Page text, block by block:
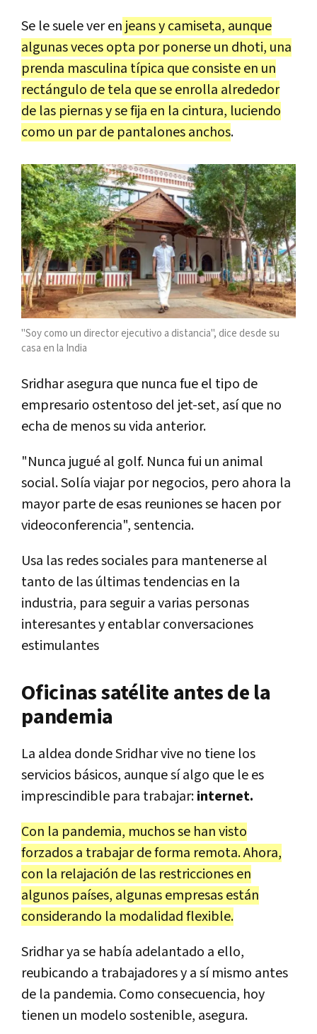
Se le suele ver en jeans y camiseta, aunque
algunas veces opta por ponerse un dhoti, una
prenda masculina típica que consiste en un
rectángulo de tela que se enrolla alrededor
de las piernas y se fija en la cintura, luciendo
como un par de pantalones anchos.
"Soy como un director ejecutivo a distancia", dice desde su
casa en la India
Sridhar asegura que nunca fue el tipo de
empresario ostentoso del jet-set, así que no
echa de menos su vida anterior.
"Nunca jugué al golf. Nunca fui un animal
social. Solía viajar por negocios, pero ahora la
mayor parte de esas reuniones se hacen por
videoconferencia", sentencia.
Usa las redes sociales para mantenerse al
tanto de las últimas tendencias en la
industria, para seguir a varias personas
interesantes y entablar conversaciones
estimulantes
Oficinas satélite antes de la
pandemia
La aldea donde Sridhar vive no tiene los
servicios básicos, aunque sí algo que le es
imprescindible para trabajar:internet.
Con la pandemia, muchos se han visto
forzados a trabajar de forma remota. Ahora,
con la relajación de las restricciones en
algunos países, algunas empresas están
considerando la modalidad flexible.
Sridhar ya se había adelantado a ello,
reubicando a trabajadores y a sí mismo antes
de la pandemia. Como consecuencia, hoy
tienen un modelo sostenible, asegura.